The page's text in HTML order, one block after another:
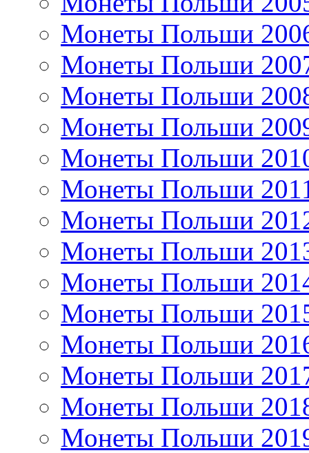
Монеты Польши
Монеты Польши
Монеты Польши
Монеты Польши
Монеты Польши
Монеты Польши
Монеты Польши
Монеты Польши
Монеты Польши
Монеты Польши
Монеты Польши
Монеты Польши
Монеты Польши
Монеты Польши